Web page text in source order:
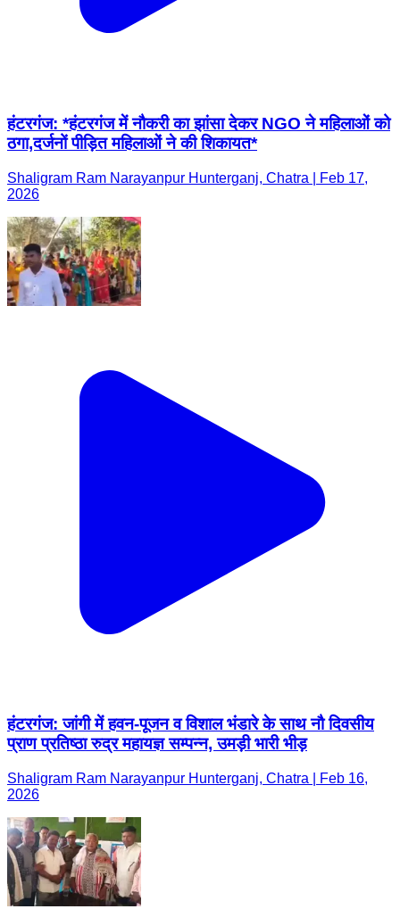
हंटरगंज: *हंटरगंज में नौकरी का झांसा देकर NGO ने महिलाओं को
ठगा,दर्जनों पीड़ित महिलाओं ने की शिकायत*
Shaligram Ram Narayanpur Hunterganj, Chatra | Feb 17,
2026
हंटरगंज: जांगी में हवन-पूजन व विशाल भंडारे के साथ नौ दिवसीय
प्राण प्रतिष्ठा रुद्र महायज्ञ सम्पन्न, उमड़ी भारी भीड़
Shaligram Ram Narayanpur Hunterganj, Chatra | Feb 16,
2026